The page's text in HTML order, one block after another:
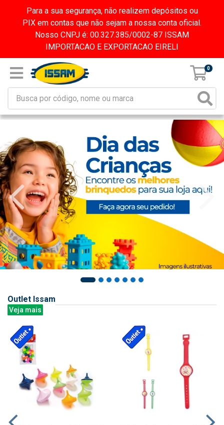
Para a sua segurança, não realizem depósitos ou
PIX em contas que não sejam a nossa conta oficial.
Nosso CNPJ é: 00.327.385/0002-87 ISSAM
IMPORTACAO E EXPORTACAO EIRELI
0
Outlet Issam
Veja mais